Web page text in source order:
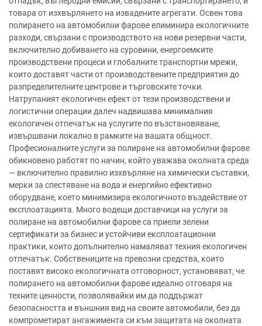
товара от изхвърлянето на извадените агрегати. Освен това
полирането на автомобилни фарове елиминира екологичните
разходи, свързани с производството на нови резервни части,
включително добиването на суровини, енергоемките
производствени процеси и глобалните транспортни мрежи,
които доставят части от производствените предприятия до
разпределителните центрове и търговските точки.
Натрупаният екологичен ефект от тези производствени и
логистични операции далеч надвишава минималния
екологичен отпечатък на услугите по възстановяване,
извършвани локално в рамките на вашата общност.
Професионалните услуги за полиране на автомобилни фарове
обикновено работят по начин, който уважава околната среда
— включително правилно изхвърляне на химически съставки,
мерки за спестяване на вода и енергийно ефективно
оборудване, което минимизира екологичното въздействие от
експлоатацията. Много водещи доставчици на услуги за
полиране на автомобилни фарове са приели зелени
сертификати за бизнес и устойчиви експлоатационни
практики, които допълнително намаляват техния екологичен
отпечатък. Собствениците на превозни средства, които
поставят високо екологичната отговорност, установяват, че
полирането на автомобилни фарове идеално отговаря на
техните ценности, позволявайки им да поддържат
безопасността и външния вид на своите автомобили, без да
компрометират ангажимента си към защитата на околната